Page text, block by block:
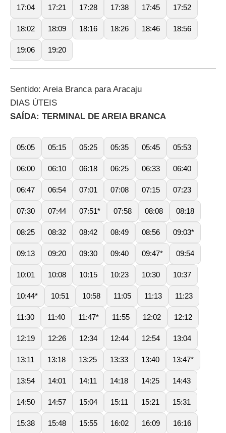
17:04 17:21 17:28 17:38 17:45 17:52
18:02 18:09 18:16 18:26 18:46 18:56
19:06 19:20
Sentido: Areia Branca para Aracaju
DIAS ÚTEIS
SAÍDA: TERMINAL DE AREIA BRANCA
05:05 05:15 05:25 05:35 05:45 05:53
06:00 06:10 06:18 06:25 06:33 06:40
06:47 06:54 07:01 07:08 07:15 07:23
07:30 07:44 07:51* 07:58 08:08 08:18
08:25 08:32 08:42 08:49 08:56 09:03*
09:13 09:20 09:30 09:40 09:47* 09:54
10:01 10:08 10:15 10:23 10:30 10:37
10:44* 10:51 10:58 11:05 11:13 11:23
11:30 11:40 11:47* 11:55 12:02 12:12
12:19 12:26 12:34 12:44 12:54 13:04
13:11 13:18 13:25 13:33 13:40 13:47*
13:54 14:01 14:11 14:18 14:25 14:43
14:50 14:57 15:04 15:11 15:21 15:31
15:38 15:48 15:55 16:02 16:09 16:16